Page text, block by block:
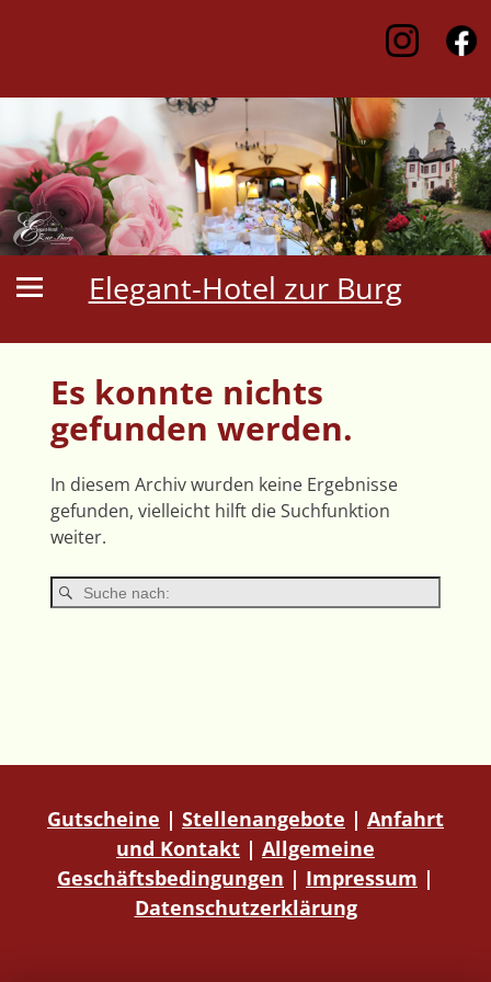
Elegant-Hotel zur Burg
Es konnte nichts
gefunden werden.
In diesem Archiv wurden keine Ergebnisse
gefunden, vielleicht hilft die Suchfunktion
weiter.
Gutscheine | Stellenangebote | Anfahrt
und Kontakt | Allgemeine
Geschäftsbedingungen | Impressum |
Datenschutzerklärung